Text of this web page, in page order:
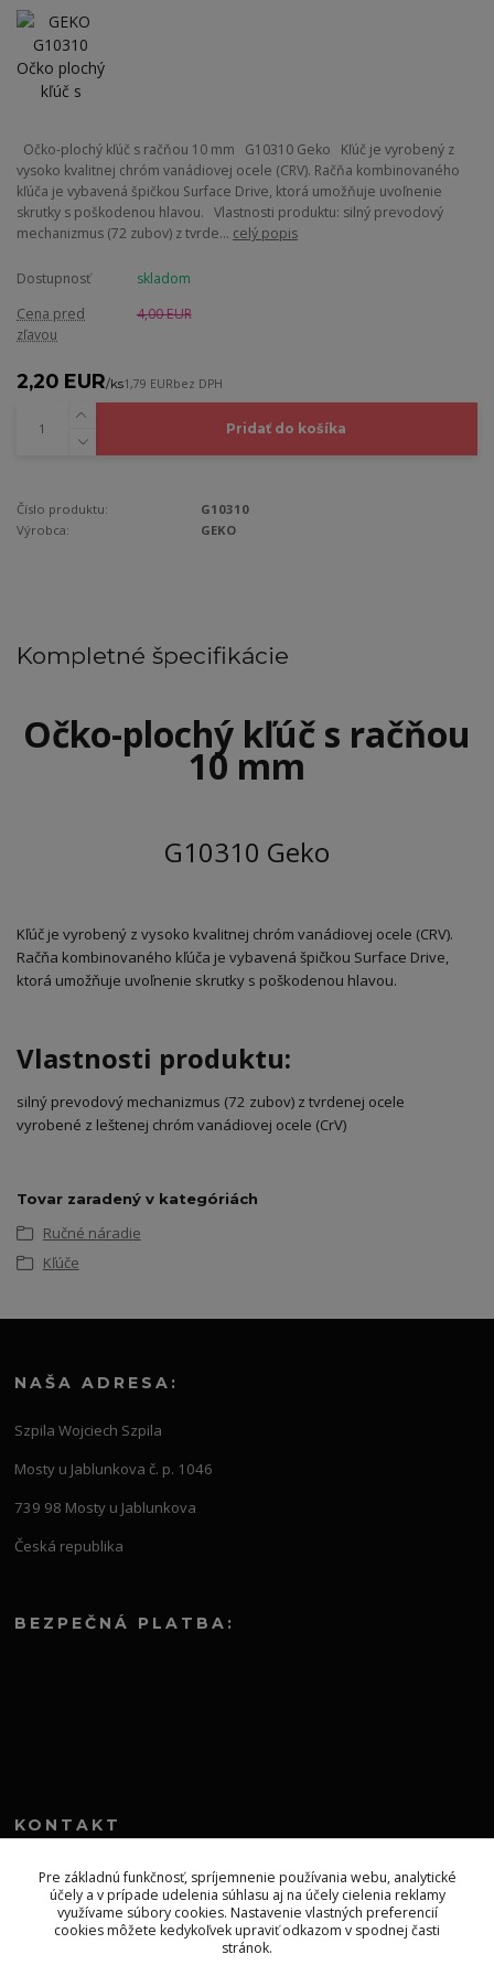
Očko-plochý kľúč s račňou 10 mm G10310 Geko Kľúč je vyrobený z
vysoko kvalitnej chróm vanádiovej ocele (CRV). Račňa kombinovaného
kľúča je vybavená špičkou Surface Drive, ktorá umožňuje uvoľnenie
skrutky s poškodenou hlavou. Vlastnosti produktu: silný prevodový
mechanizmus (72 zubov) z tvrde... celý popis
Dostupnosť
skladom
Cena pred
zľavou
4,00 EUR
2,20 EUR/ks1,79 EURbez DPH
Pridať do košíka
Číslo produktu:
G10310
Výrobca:
GEKO
Kompletné špecifikácie
Očko-plochý kľúč s račňou
10 mm
G10310 Geko
Kľúč je vyrobený z vysoko kvalitnej chróm vanádiovej ocele (CRV).
Račňa kombinovaného kľúča je vybavená špičkou Surface Drive,
ktorá umožňuje uvoľnenie skrutky s poškodenou hlavou.
Vlastnosti produktu:
silný prevodový mechanizmus (72 zubov) z tvrdenej ocele
vyrobené z leštenej chróm vanádiovej ocele (CrV)
Tovar zaradený v kategóriách
Ručné náradie
Kľúče
NAŠA ADRESA:
Szpila Wojciech Szpila
Mosty u Jablunkova č. p. 1046
739 98 Mosty u Jablunkova
Česká republika
BEZPEČNÁ PLATBA:
KONTAKT
+421 552 304 860
Po-Pia 8.00-13.00
topprodejsk@gmail.com
Pre základnú funkčnosť, spríjemnenie používania webu, analytické
účely a v prípade udelenia súhlasu aj na účely cielenia reklamy
využívame súbory cookies. Nastavenie vlastných preferencií
cookies môžete kedykoľvek upraviť odkazom v spodnej časti
stránok.